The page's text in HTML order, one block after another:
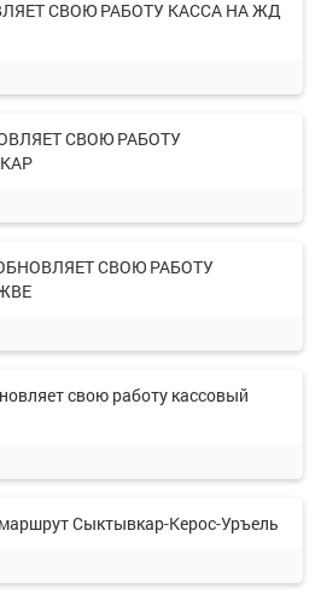
СВОЮ РАБОТУ КАССА НА ЖД
СВОЮ РАБОТУ
СВОЮ РАБОТУ
свою работу кассовый
Сыктывкар-Керос-Уръель